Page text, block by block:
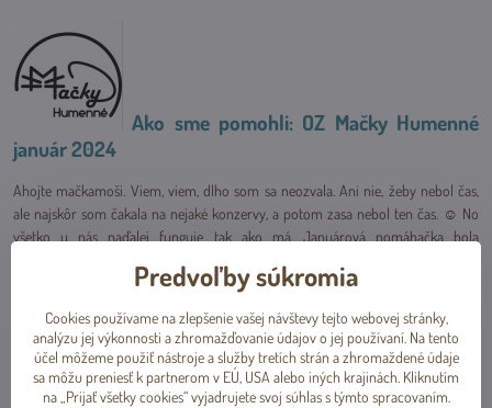
Ako sme pomohli: OZ Mačky Humenné
január 2024
Ahojte mačkamoši. Viem, viem, dlho som sa neozvala. Ani nie, žeby nebol čas,
ale najskôr som čakala na nejaké konzervy, a potom zasa nebol ten čas. ☺ No
všetko u nás naďalej funguje tak ako má. Januárová pomáhačka bola
januári pomáhali? Po masívnom komentovaní na Facebookovej výzve to
Predvoľby súkromia
Cookies používame na zlepšenie vašej návštevy tejto webovej stránky,
analýzu jej výkonnosti a zhromažďovanie údajov o jej používaní. Na tento
účel môžeme použiť nástroje a služby tretích strán a zhromaždené údaje
sa môžu preniesť k partnerom v EÚ, USA alebo iných krajinách. Kliknutím
na „Prijať všetky cookies“ vyjadrujete svoj súhlas s týmto spracovaním.